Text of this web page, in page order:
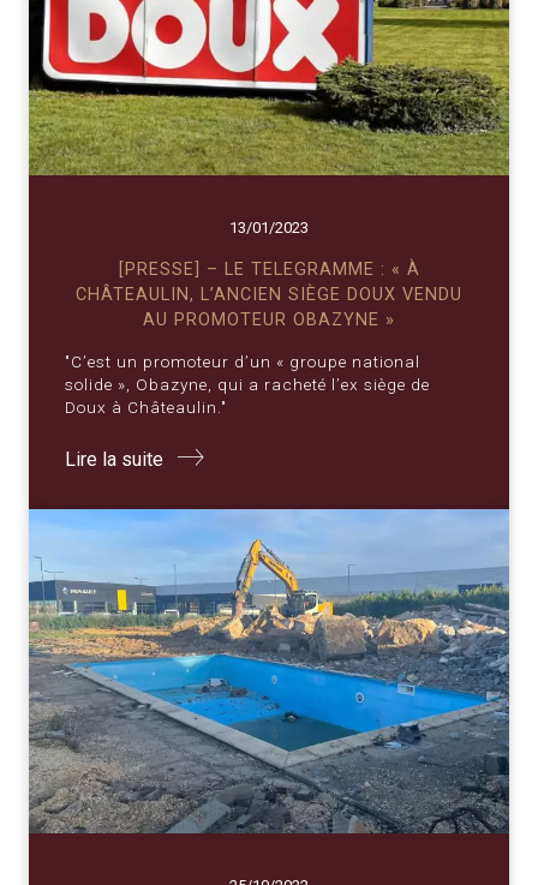
13/01/2023
[PRESSE] – LE TELEGRAMME : « À
CHÂTEAULIN, L’ANCIEN SIÈGE DOUX VENDU
AU PROMOTEUR OBAZYNE »
"C’est un promoteur d’un « groupe national
solide », Obazyne, qui a racheté l’ex siège de
Doux à Châteaulin."
Lire la suite